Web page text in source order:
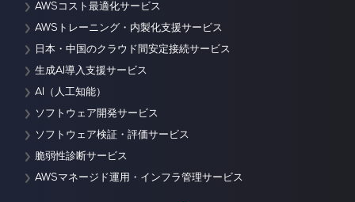
AWSコスト最適化サービス
AWSトレーニング・内製化支援サービス
日本・中国のクラウド間安定接続サービス
生成AI導入支援サービス
AI（人工知能）
ソフトウェア開発サービス
ソフトウェア検証・評価サービス
脆弱性診断サービス
AWSマネージド運用・インフラ管理サービス